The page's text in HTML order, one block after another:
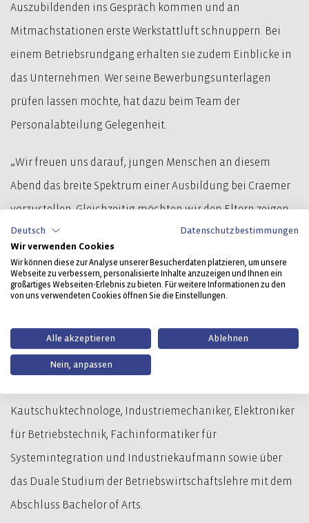
Auszubildenden ins Gespräch kommen und an
Mitmachstationen erste Werkstattluft schnuppern. Bei
einem Betriebsrundgang erhalten sie zudem Einblicke in
das Unternehmen. Wer seine Bewerbungsunterlagen
prüfen lassen möchte, hat dazu beim Team der
Personalabteilung Gelegenheit.
„Wir freuen uns darauf, jungen Menschen an diesem
Abend das breite Spektrum einer Ausbildung bei Craemer
vorzustellen. Gleichzeitig möchten wir den Eltern zeigen,
dass ihre Kinder bei uns einen guten Start ins Berufsleben
haben“, erklärt Matthias Bartling, der gewerblich-
technische Ausbildungsleiter bei Craemer in Herzebrock-
Craemer informiert an diesem Abend über die
Ausbildungsberufe Werkzeugmechaniker,
Kautschuktechnologe, Industriemechaniker, Elektroniker
für Betriebstechnik, Fachinformatiker für
Systemintegration und Industriekaufmann sowie über
das Duale Studium der Betriebswirtschaftslehre mit dem
Abschluss Bachelor of Arts.
Deutsch
Datenschutzbestimmungen
Wir verwenden Cookies
Wir können diese zur Analyse unserer Besucherdaten platzieren, um unsere
Webseite zu verbessern, personalisierte Inhalte anzuzeigen und Ihnen ein
großartiges Webseiten-Erlebnis zu bieten. Für weitere Informationen zu den
von uns verwendeten Cookies öffnen Sie die Einstellungen.
Alle akzeptieren Ablehnen
Nein, anpassen